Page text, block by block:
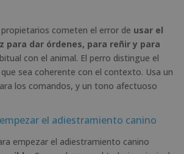
cometen el error de usar el
para dar órdenes, para reñir y para
con el animal. El perro distingue el
sea coherente con el contexto. Usa un
los comandos, y un tono afectuoso
el adiestramiento canino
empezar el adiestramiento canino